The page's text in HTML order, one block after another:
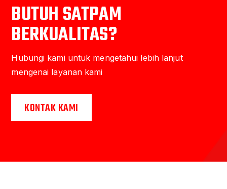
BUTUH SATPAM
BERKUALITAS?
Hubungi kami untuk mengetahui lebih lanjut
mengenai layanan kami
KONTAK KAMI